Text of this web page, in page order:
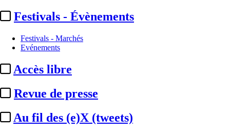
Festivals - Évènements
Festivals - Marchés
Evénements
Accès libre
Revue de presse
Au fil des (e)X (tweets)
Brut. :nouvelle levée de fonds
entre 35 et 40 millions ...